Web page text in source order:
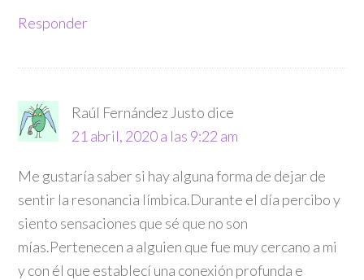
Responder
Raúl Fernández Justo dice
21 abril, 2020 a las 9:22 am
Me gustaría saber si hay alguna forma de dejar de
sentir la resonancia límbica.Durante el día percibo y
siento sensaciones que sé que no son
mías.Pertenecen a alguien que fue muy cercano a mi
y con él que establecí una conexión profunda e